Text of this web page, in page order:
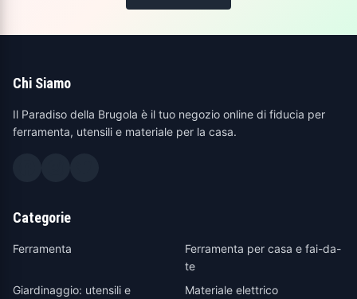
Chi Siamo
Il Paradiso della Brugola è il tuo negozio online di fiducia per
ferramenta, utensili e materiale per la casa.
Categorie
Ferramenta
Ferramenta per casa e fai-da-
te
Giardinaggio: utensili e
Materiale elettrico